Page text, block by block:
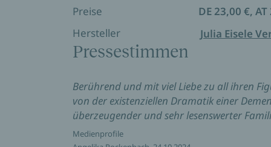
allen Figuren. Pures Lesevergnügen
Preise
DE 23,00 €,
Hersteller
Julia Eisele
Pressestimmen
Berührend und mit viel Liebe zu all ihren
von der existenziellen Dramatik einer
überzeugender und sehr lesenswerter
Medienprofile